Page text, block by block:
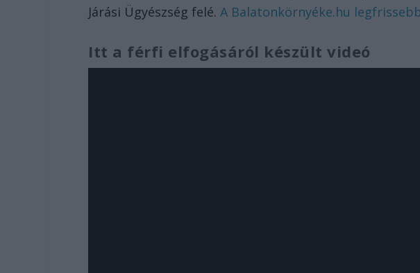
Járási Ügyészség felé.A Balatonkörnyéke.hu
Itt a férfi elfogásáról készült videó